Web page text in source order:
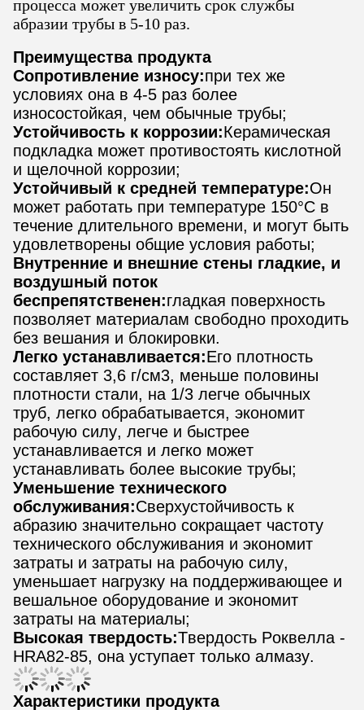
процесса может увеличить срок службы
абразии трубы в 5-10 раз.
Преимущества продукта
Сопротивление износу:при тех же
условиях она в 4-5 раз более
износостойкая, чем обычные трубы;
Устойчивость к коррозии:Керамическая
подкладка может противостоять кислотной
и щелочной коррозии;
Устойчивый к средней температуре:Он
может работать при температуре 150°C в
течение длительного времени, и могут быть
удовлетворены общие условия работы;
Внутренние и внешние стены гладкие, и
воздушный поток
беспрепятственен:гладкая поверхность
позволяет материалам свободно проходить
без вешания и блокировки.
Легко устанавливается:Его плотность
составляет 3,6 г/см3, меньше половины
плотности стали, на 1/3 легче обычных
труб, легко обрабатывается, экономит
рабочую силу, легче и быстрее
устанавливается и легко может
устанавливать более высокие трубы;
Уменьшение технического
обслуживания:Сверхустойчивость к
абразию значительно сокращает частоту
технического обслуживания и экономит
затраты и затраты на рабочую силу,
уменьшает нагрузку на поддерживающее и
вешальное оборудование и экономит
затраты на материалы;
Высокая твердость:Твердость Роквелла -
HRA82-85, она уступает только алмазу.
Характеристики продукта